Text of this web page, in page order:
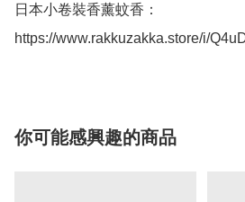
日本小卷裝香薰蚊香：
https://www.rakkuzakka.store/i/
你可能感興趣的商品